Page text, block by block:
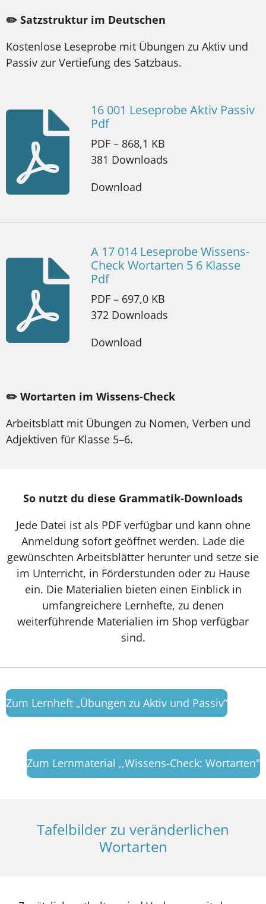
✏️ Satzstruktur im Deutschen
Kostenlose Leseprobe mit Übungen zu Aktiv und
Passiv zur Vertiefung des Satzbaus.
16 001 Leseprobe Aktiv Passiv
Pdf
PDF – 868,1 KB
381 Downloads
Download
A 17 014 Leseprobe Wissens-
Check Wortarten 5 6 Klasse
Pdf
PDF – 697,0 KB
372 Downloads
Download
✏️ Wortarten im Wissens-Check
Arbeitsblatt mit Übungen zu Nomen, Verben und
Adjektiven für Klasse 5–6.
So nutzt du diese Grammatik-Downloads
Jede Datei ist als PDF verfügbar und kann ohne
Anmeldung sofort geöffnet werden. Lade die
gewünschten Arbeitsblätter herunter und setze sie
im Unterricht, in Förderstunden oder zu Hause
ein. Die Materialien bieten einen Einblick in
umfangreichere Lernhefte, zu denen
weiterführende Materialien im Shop verfügbar
sind.
Zum Lernheft „Übungen zu Aktiv und Passiv“
Zum Lernmaterial ,,Wissens-Check: Wortarten"
Tafelbilder zu veränderlichen
Wortarten